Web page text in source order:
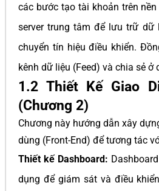
các bước tạo tài khoản trên
server trung tâm để lưu trữ dữ
chuyển tín hiệu điều khiển.
kênh dữ liệu (Feed) và chia sẻ ở
1.2 Thiết Kế Giao
(Chương 2)
Chương này hướng dẫn xây
dùng (Front-End) để tương tác
Thiết kế Dashboard:
dụng để giám sát và điều